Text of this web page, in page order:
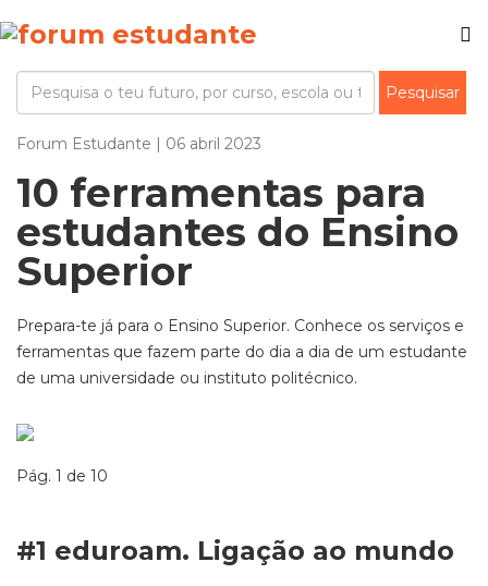
Forum Estudante | 06 abril 2023
10 ferramentas para
estudantes do Ensino
Superior
Prepara-te já para o Ensino Superior. Conhece os serviços e
ferramentas que fazem parte do dia a dia de um estudante
de uma universidade ou instituto politécnico.
Pág. 1 de 10
#1 eduroam. Ligação ao mundo